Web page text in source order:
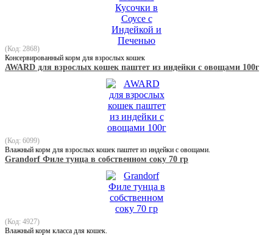
(Код: 2868)
Консервированный корм для взрослых кошек
AWARD для взрослых кошек паштет из индейки с овощами 100г
(Код: 6099)
Влажный корм для взрослых кошек паштет из индейки с овощами.
Grandorf Филе тунца в собственном соку 70 гр
(Код: 4927)
Влажный корм класса для кошек.